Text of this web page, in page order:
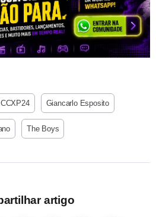
CCXP24 Giancarlo Esposito
The Boys
artigo